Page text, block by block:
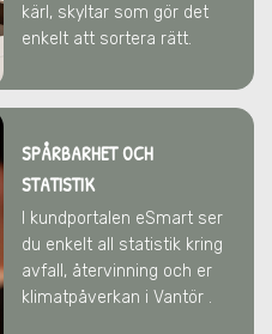
kärl, skyltar som gör det
enkelt att sortera rätt.
SPÅRBARHET OCH
STATISTIK
I kundportalen eSmart ser
du enkelt all statistik kring
avfall, återvinning och er
klimatpåverkan i Vantör .